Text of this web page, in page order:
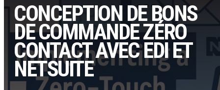
CONCEPTION DE BONS
DE COMMANDE ZÉRO
CONTACT AVEC EDI ET
NETSUITE